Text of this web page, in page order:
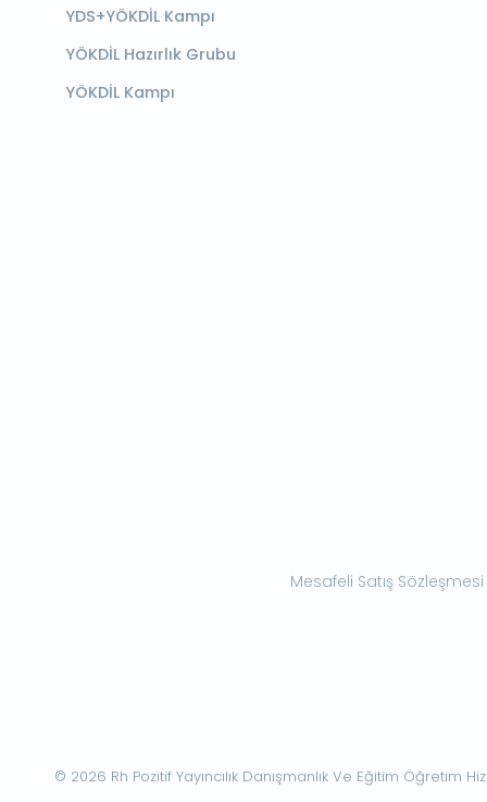
YDS+YÖKDİL Kampı
YÖKDİL Hazırlık Grubu
YÖKDİL Kampı
Mesafeli Satış Sözleşmesi
© 2026 Rh Pozitif Yayıncılık Danışmanlık Ve Eğitim Öğretim